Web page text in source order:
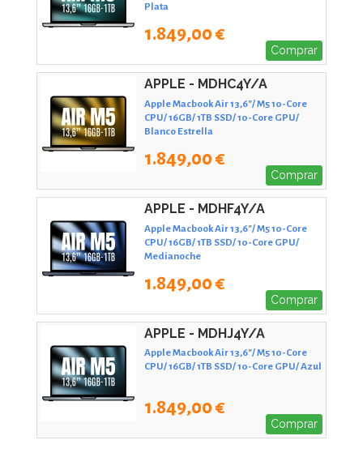
Plata
1.849,00 €
Comprar
APPLE - MDHC4Y/A
Apple Macbook Air 13,6"/ M5 10-Core
CPU/ 16GB/ 1TB SSD/ 10-Core GPU/
Blanco Estrella
1.849,00 €
Comprar
APPLE - MDHF4Y/A
Apple Macbook Air 13,6"/ M5 10-Core
CPU/ 16GB/ 1TB SSD/ 10-Core GPU/
Medianoche
1.849,00 €
Comprar
APPLE - MDHJ4Y/A
Apple Macbook Air 13,6"/ M5 10-Core
CPU/ 16GB/ 1TB SSD/ 10-Core GPU/ Azul
1.849,00 €
Comprar